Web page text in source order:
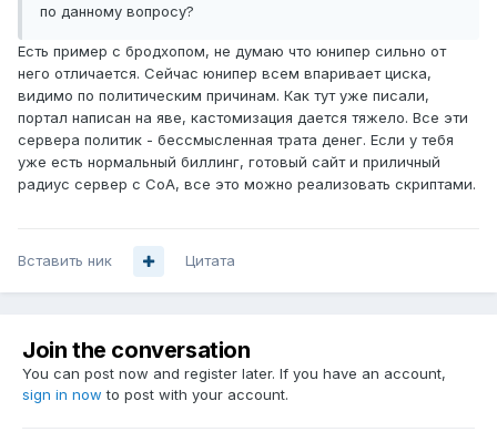
по данному вопросу?
Есть пример с бродхопом, не думаю что юнипер сильно от
него отличается. Сейчас юнипер всем впаривает циска,
видимо по политическим причинам. Как тут уже писали,
портал написан на яве, кастомизация дается тяжело. Все эти
сервера политик - бессмысленная трата денег. Если у тебя
уже есть нормальный биллинг, готовый сайт и приличный
радиус сервер с CoA, все это можно реализовать скриптами.
Вставить ник Цитата
Join the conversation
You can post now and register later. If you have an account,
sign in now to post with your account.